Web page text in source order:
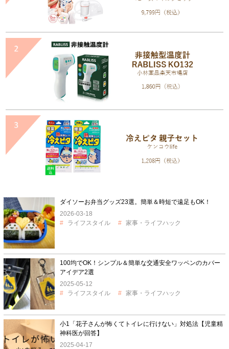
ダイソーお弁当グッズ23選。簡単＆時短で遠足もOK！
2026-03-18
ライフスタイル
家事・ライフハック
100均でOK！シンプル＆簡単な交通安全ワッペンのカバー
アイデア2選
2025-05-12
ライフスタイル
家事・ライフハック
小1「花子さんが怖くてトイレに行けない」対処法【児童精
神科医が回答】
2025-04-17